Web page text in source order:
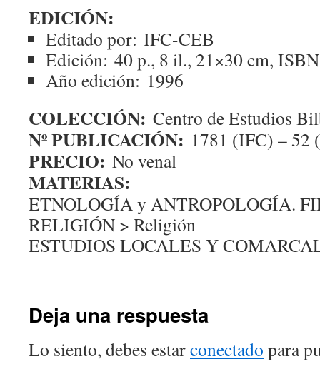
EDICIÓN:
Editado por: IFC-CEB
Edición: 40 p., 8 il., 21×30 cm,
Año edición: 1996
COLECCIÓN: Centro de Estudios
Nº PUBLICACIÓN: 1781 (IFC) – 52
PRECIO: No venal
MATERIAS:
ETNOLOGÍA y ANTROPOLOGÍA.
RELIGIÓN > Religión
ESTUDIOS LOCALES Y
Deja una respuesta
Lo siento, debes estarconectado para